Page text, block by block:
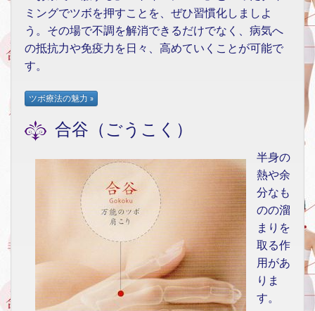
ミングでツボを押すことを、ぜひ習慣化しましよ
う。その場で不調を解消できるだけでなく、病気へ
の抵抗力や免疫力を日々、高めていくことが可能で
す。
合谷（ごうこく）
半身の
熱や余
分なも
のの溜
まりを
取る作
用があ
りま
す。